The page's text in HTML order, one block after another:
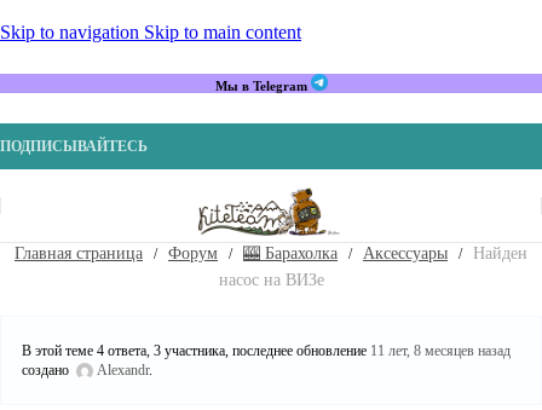
Skip to navigation Skip to main content
Мы в Telegram
ПОДПИСЫВАЙТЕСЬ
Главная страница Форум 🎰 Барахолка Аксессуары
Найден
насос на ВИЗе
В этой теме 4 ответа, 3 участника, последнее обновление 11 лет, 8 месяцев назад
создано
Alexandr.